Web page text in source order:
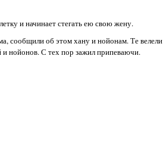
и начинает стегать ею свою жену.
сообщили об этом хану и нойонам. Те велели
нойонов. С тех пор зажил припеваючи.